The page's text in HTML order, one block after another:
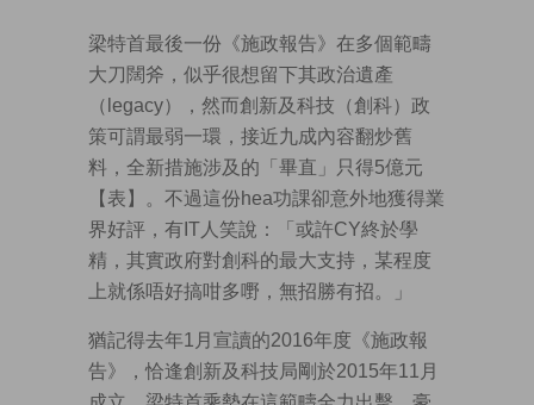
梁特首最後一份《施政報告》在多個範疇
大刀闊斧，似乎很想留下其政治遺產
（legacy），然而創新及科技（創科）政
策可謂最弱一環，接近九成內容翻炒舊
料，全新措施涉及的「畢直」只得5億元
【表】。不過這份hea功課卻意外地獲得業
界好評，有IT人笑說：「或許CY終於學
精，其實政府對創科的最大支持，某程度
上就係唔好搞咁多嘢，無招勝有招。」
猶記得去年1月宣讀的2016年度《施政報
告》，恰逢創新及科技局剛於2015年11月